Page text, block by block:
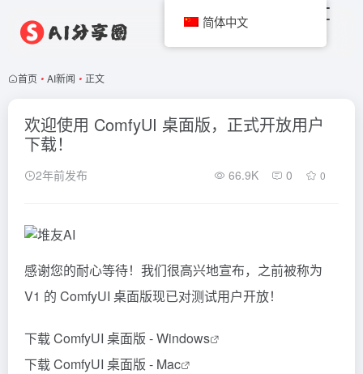
首页 • AI新闻 • 正文
欢迎使用 ComfyUI 桌面版，正式开放用户
下载！
2年前发布 66.9K 0 0
感谢您的耐心等待！我们很高兴地宣布，之前被称为
V1 的 ComfyUI 桌面版现已对测试用户开放！
下载 ComfyUI 桌面版 - Windows
下载 ComfyUI 桌面版 - Mac
简体中文